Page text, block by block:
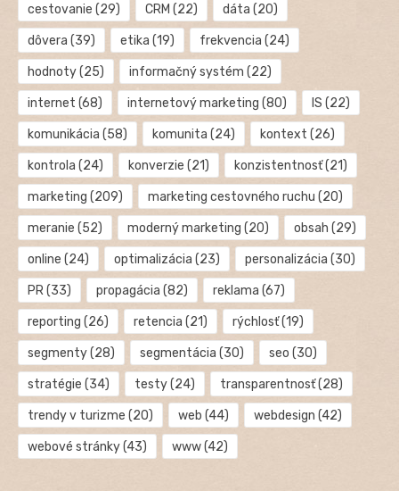
cestovanie (29) CRM (22) dáta (20)
dôvera (39) etika (19) frekvencia (24)
hodnoty(25) informačný systém (22)
internet (68) internetový marketing (80) IS (22)
komunikácia (58) komunita (24) kontext (26)
kontrola (24) konverzie (21) konzistentnosť(21)
marketing (209) marketing cestovného ruchu (20)
meranie (52) moderný marketing (20) obsah (29)
online (24) optimalizácia (23) personalizácia (30)
PR(33) propagácia (82) reklama (67)
reporting (26) retencia (21) rýchlosť(19)
segmenty(28) segmentácia (30) seo (30)
stratégie (34) testy(24) transparentnosť(28)
trendy v turizme (20) web (44) webdesign (42)
webové stránky(43) www(42)